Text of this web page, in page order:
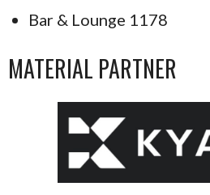
Bar & Lounge 1178
MATERIAL PARTNER